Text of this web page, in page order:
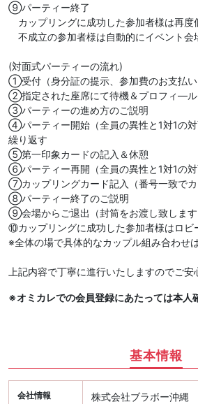
⑨パーティー終了
カップリングに成功した参加者様は再度
不成立の参加者様は自動的にイベント会
(対面式パーティーの流れ)
①受付（身分証の提示、参加費のお支払い
②指定された座席にて待機＆プロフィ―ル
③パーティーの進め方のご説明
④パーティー開始（全員の異性と1対1の
繰り返す
⑤第一印象カードの記入＆休憩
⑥パーティー再開（全員の異性と1対1の
⑦カップリングカード記入（番号一致でカ
⑧パーティー終了のご説明
⑨会場からご退出（封筒をお渡し致します
⑩カップリングに成功した参加者様はロビ
※全体の場で具体的なカップル組み合わせ
上記内容で丁寧に進行いたしますのでご安
※オミカレでの会員登録にあたっては本人
基本情報
会社情報 株式会社ブラボー沖縄